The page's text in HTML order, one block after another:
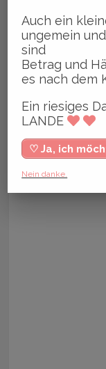
Auch ein
ungemein
sind
Betrag und
es nach dem
Ein riesiges
LANDE
♡ Ja, ich
Nein danke.